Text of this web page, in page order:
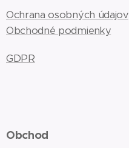
Ochrana osobných údajov
Obchodné podmienky
GDPR
Obchod